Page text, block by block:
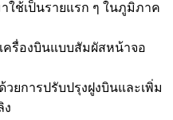
าใช้เป็นรายแรก ๆ ในภูมิภาค
ครื่องบินแบบสัมผัสหน้าจอ
วยการปรับปรุงฝูงบินและเพิ่ม
ง